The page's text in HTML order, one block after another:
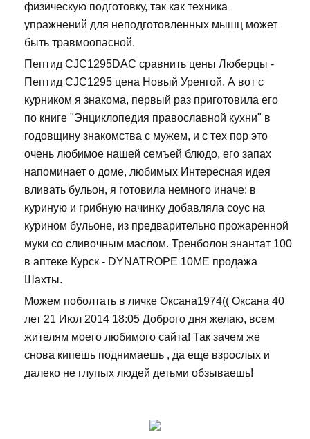
физическую подготовку, так как техника
упражнений для неподготовленных мышц может
быть травмоопасной.
Пептид CJC1295DAC сравнить цены Люберцы -
Пептид CJC1295 цена Новый Уренгой. А вот с
курником я знакома, первый раз приготовила его
по книге "Энциклопедия православной кухни" в
годовщину знакомства с мужем, и с тех пор это
очень любимое нашей семъей блюдо, его запах
напоминает о доме, любимых Интересная идея
вливать бульон, я готовила немного иначе: в
куриную и грибную начинку добавляла соус на
курином бульоне, из предварительно прожаренной
муки со сливочным маслом. Тренболон энантат 100
в аптеке Курск - DYNATROPE 10ME продажа
Шахты.
Можем поболтать в личке Оксана1974(( Оксана 40
лет 21 Июл 2014 18:05 Доброго дня желаю, всем
жителям моего любимого сайта! Так зачем же
снова кипешь поднимаешь , да еще взрослых и
далеко не глупых людей детьми обзываешь!